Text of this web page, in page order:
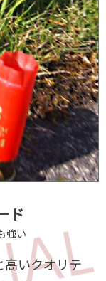
ド
強い
いクオリテ